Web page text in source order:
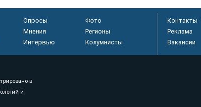
Опросы
Фото
Мнения
Регионы
Интервью Колумнисты
Контакты
Реклама
Вакансии
в
и